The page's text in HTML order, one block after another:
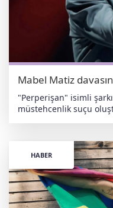
Mabel Matiz
"Perperişan" isimli
müstehcenlik suçu
tarafından hazırlanan
hakkında 3 yıla kadar
Savunmada evrensel anlatı
süreçlerinde hakim
(Mabel Matiz), söz
veya ilişki biçimine
HABER